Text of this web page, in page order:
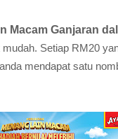
Macam Ganjaran
Setiap RM20
mendapat satu